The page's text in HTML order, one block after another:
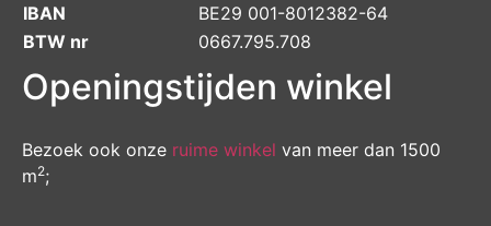
IBAN
BE29 001-8012382-64
BTW nr
0667.795.708
Openingstijden winkel
Bezoek ook onze ruime winkel van meer dan 1500
m2;